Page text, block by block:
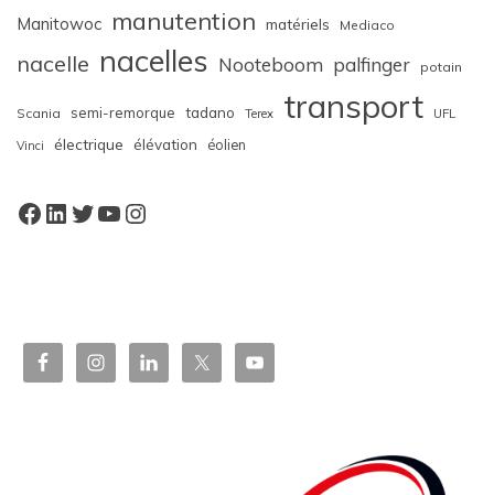
Manitowoc manutention matériels Mediaco
nacelle nacelles Nooteboom palfinger potain
Scania semi-remorque tadano Terex transport UFL
Vinci électrique élévation éolien
Facebook
LinkedIn
Twitter
YouTube
Instagram